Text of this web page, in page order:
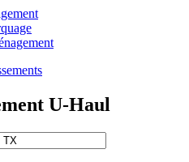
U-Haul